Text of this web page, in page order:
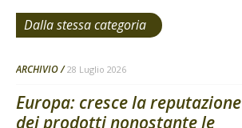
Dalla stessa categoria
ARCHIVIO 28 Luglio 2026
Europa: cresce la reputazione
dei prodotti nonostante le